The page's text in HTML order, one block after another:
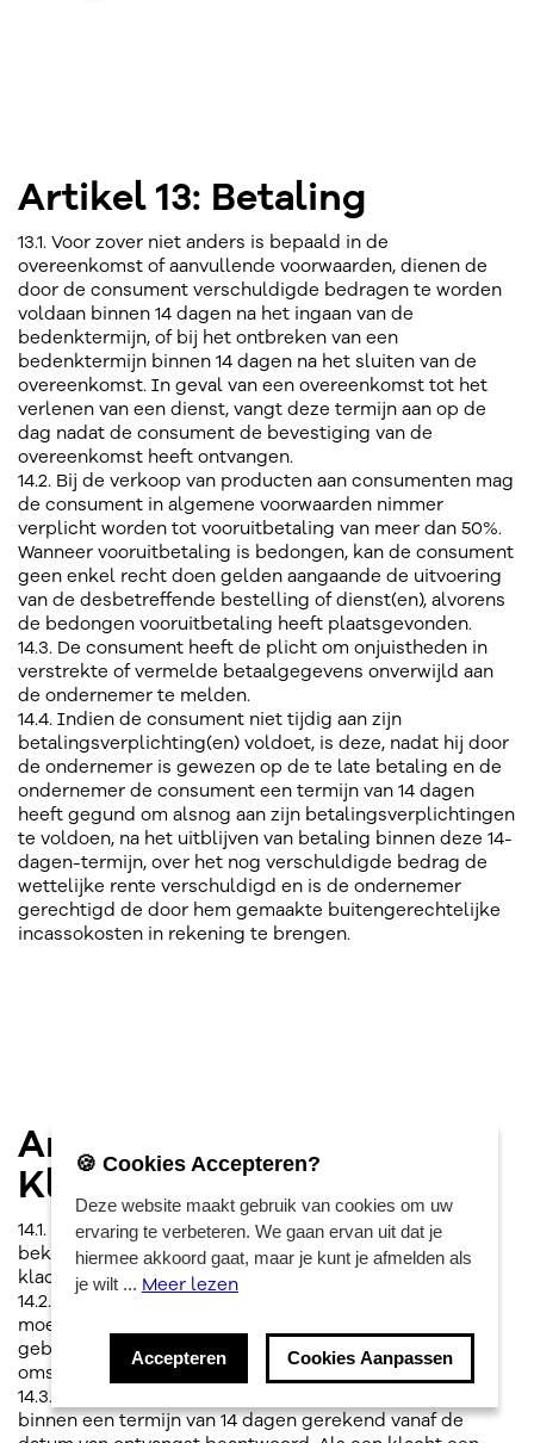
Artikel 13: Betaling
13.1. Voor zover niet anders is bepaald in de
overeenkomst of aanvullende voorwaarden, dienen de
door de consument verschuldigde bedragen te worden
voldaan binnen 14 dagen na het ingaan van de
bedenktermijn, of bij het ontbreken van een
bedenktermijn binnen 14 dagen na het sluiten van de
overeenkomst. In geval van een overeenkomst tot het
verlenen van een dienst, vangt deze termijn aan op de
dag nadat de consument de bevestiging van de
overeenkomst heeft ontvangen.
14.2. Bij de verkoop van producten aan consumenten mag
de consument in algemene voorwaarden nimmer
verplicht worden tot vooruitbetaling van meer dan 50%.
Wanneer vooruitbetaling is bedongen, kan de consument
geen enkel recht doen gelden aangaande de uitvoering
van de desbetreffende bestelling of dienst(en), alvorens
de bedongen vooruitbetaling heeft plaatsgevonden.
14.3. De consument heeft de plicht om onjuistheden in
verstrekte of vermelde betaalgegevens onverwijld aan
de ondernemer te melden.
14.4. Indien de consument niet tijdig aan zijn
betalingsverplichting(en) voldoet, is deze, nadat hij door
de ondernemer is gewezen op de te late betaling en de
ondernemer de consument een termijn van 14 dagen
heeft gegund om alsnog aan zijn betalingsverplichtingen
te voldoen, na het uitblijven van betaling binnen deze 14-
dagen-termijn, over het nog verschuldigde bedrag de
wettelijke rente verschuldigd en is de ondernemer
gerechtigd de door hem gemaakte buitengerechtelijke
incassokosten in rekening te brengen.
Artikel 14:
Klachtenregeling
14.1. De ondernemer beschikt over een voldoende
bekend gemaakte klachtenprocedure en behandelt de
klacht overeenkomstig deze klachtenprocedure.
14.2. Klachten over de uitvoering van de overeenkomst
moeten binnen bekwame tijd nadat de consument de
gebreken heeft geconstateerd, volledig en duidelijk
omschreven worden ingediend bij de ondernemer.
14.3. Bij de ondernemer ingediende klachten worden
binnen een termijn van 14 dagen gerekend vanaf de
🍪 Cookies Accepteren?
Deze website maakt gebruik van cookies om uw
ervaring te verbeteren. We gaan ervan uit dat je
hiermee akkoord gaat, maar je kunt je afmelden als
je wilt ... Meer lezen
Accepteren Cookies Aanpassen